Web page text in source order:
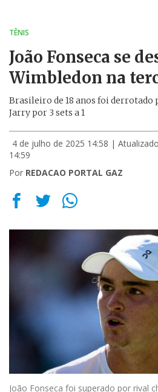
TÊNIS
João Fonseca se
Wimbledon na
Brasileiro de 18 anos foi derrotado
Jarry por 3 sets a 1
4 de julho de 2025 14:58 |
14:59
Por REDACAO PORTAL GAZ
João Fonseca foi superado por rival